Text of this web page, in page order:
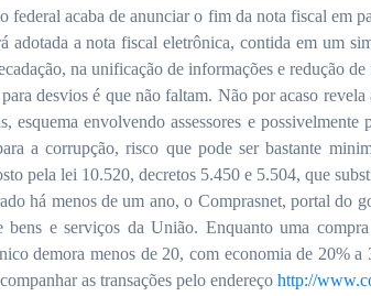
federal acaba de anunciar o fim da nota fiscal em
adotada a nota fiscal eletrônica, contida em um
na unificação de informações e redução de
desvios é que não faltam. Não por acaso
esquema envolvendo assessores e
a corrupção, risco que pode ser bastante
pela lei 10.520, decretos 5.450 e 5.504, que
há menos de um ano, o Comprasnet, portal do
bens e serviços da União. Enquanto uma
demora menos de 20, com economia de 20% a
as transações pelo endereço http://